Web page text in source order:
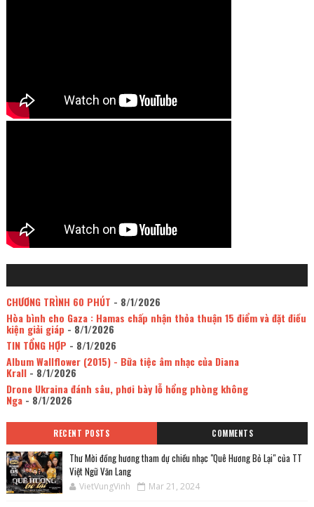
CHƯƠNG TRÌNH 60 PHÚT - 8/1/2026
Hòa bình cho Gaza : Hamas chấp nhận thỏa thuận 15 điểm và đặt điều
kiện giải giáp - 8/1/2026
TIN TỔNG HỢP - 8/1/2026
Album Wallflower (2015) - Bữa tiệc âm nhạc của Diana
Krall- 8/1/2026
Drone Ukraina đánh sâu, phơi bày lỗ hổng phòng không
Nga- 8/1/2026
RECENT POSTS COMMENTS
Thư Mời đồng hương tham dự chiều nhạc "Quê Hương Bỏ Lại" của TT
Việt Ngữ Văn Lang
VietVungVinh Mar 21, 2024